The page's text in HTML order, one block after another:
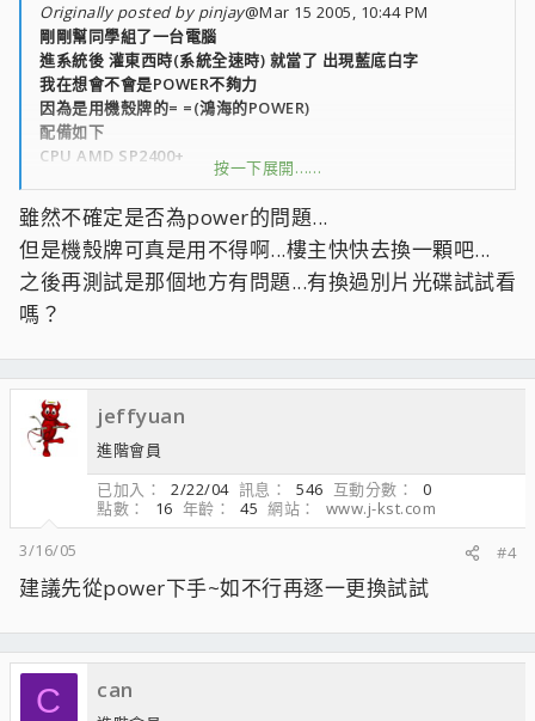
Originally posted by pinjay@Mar 15 2005, 10:44 PM
剛剛幫同學組了一台電腦
進系統後 灌東西時(系統全速時) 就當了 出現藍底白字
我在想會不會是POWER不夠力
因為是用機殼牌的= =(鴻海的POWER)
配備如下
CPU AMD SP2400+
HD WD 120G SATA
RAM PQI 256MB DDR400 *2 (BT-D43)
光碟機 先鋒 DVD-122A
VGA MSI 9550
外加8CM系統風扇一顆
會是跟這個有關嗎
按一下展開……
雖然不確定是否為power的問題...
但是機殼牌可真是用不得啊...樓主快快去換一顆吧...
之後再測試是那個地方有問題...有換過別片光碟試試看
嗎？
jeffyuan
進階會員
已加入
2/22/04 訊息 546 互動分數
0
點數
16 年齡 45 網站
www.j-kst.com
3/16/05
#4
建議先從power下手~如不行再逐一更換試試
C can